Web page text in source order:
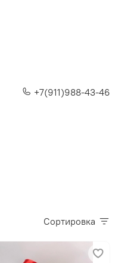
+7(911)988-43-46
Сортировка